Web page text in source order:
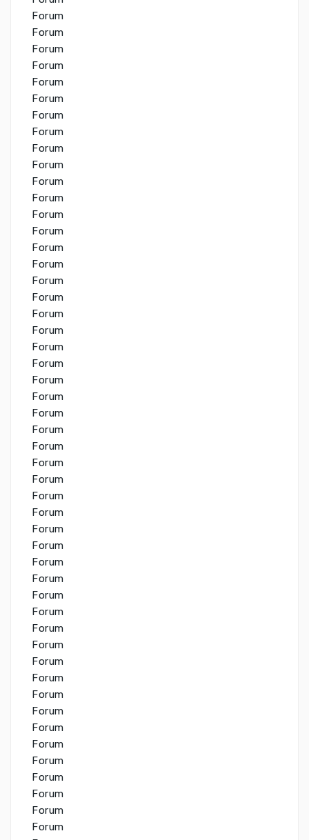
Forum
Forum
Forum
Forum
Forum
Forum
Forum
Forum
Forum
Forum
Forum
Forum
Forum
Forum
Forum
Forum
Forum
Forum
Forum
Forum
Forum
Forum
Forum
Forum
Forum
Forum
Forum
Forum
Forum
Forum
Forum
Forum
Forum
Forum
Forum
Forum
Forum
Forum
Forum
Forum
Forum
Forum
Forum
Forum
Forum
Forum
Forum
Forum
Forum
Forum